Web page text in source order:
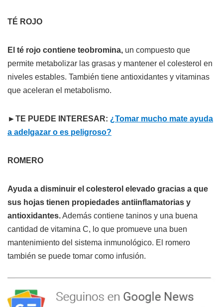
TÉ ROJO
El té rojo contiene teobromina, un compuesto que
permite metabolizar las grasas y mantener el colesterol en
niveles estables. También tiene antioxidantes y vitaminas
que aceleran el metabolismo.
►TE PUEDE INTERESAR: ¿Tomar mucho mate ayuda
a adelgazar o es peligroso?
ROMERO
Ayuda a disminuir el colesterol elevado gracias a que
sus hojas tienen propiedades antiinflamatorias y
antioxidantes.Además contiene taninos y una buena
cantidad de vitamina C, lo que promueve una buen
mantenimiento del sistema inmunológico. El romero
también se puede tomar como infusión.